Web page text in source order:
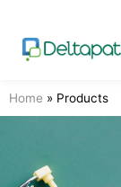
Home » Products